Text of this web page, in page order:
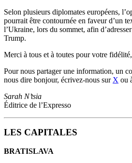
Selon plusieurs diplomates européens,
pourrait être contournée en faveur d’un
l’Ukraine, lors du sommet, afin
Trump.
Merci à tous et à toutes pour votre
Pour nous partager une information, un
nous dire bonjour, écrivez-nous sur X ou
Sarah N’tsia
Éditrice de l’Expresso
LES CAPITALES
BRATISLAVA